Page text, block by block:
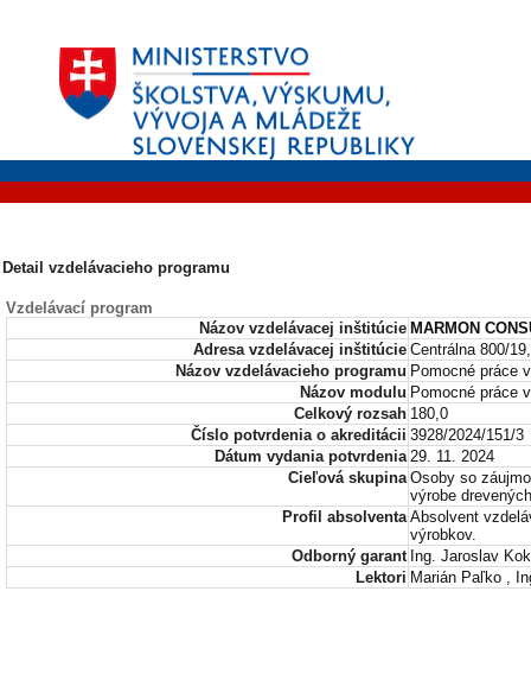
Detail vzdelávacieho programu
Vzdelávací program
Názov vzdelávacej inštitúcie MARMON
Adresa vzdelávacej inštitúcie Centrálna 800/
Názov vzdelávacieho programu Pomocné práce
Názov modulu Pomocné práce
Celkový rozsah 180,0
Číslo potvrdenia o akreditácii 3928/2024/151/3
Dátum vydania potvrdenia 29. 11. 2024
Cieľová skupina Osoby so
výrobe
Profil absolventa Absolvent
výrobkov.
Odborný garant Ing. Jaroslav
Lektori Marián Paľko ,